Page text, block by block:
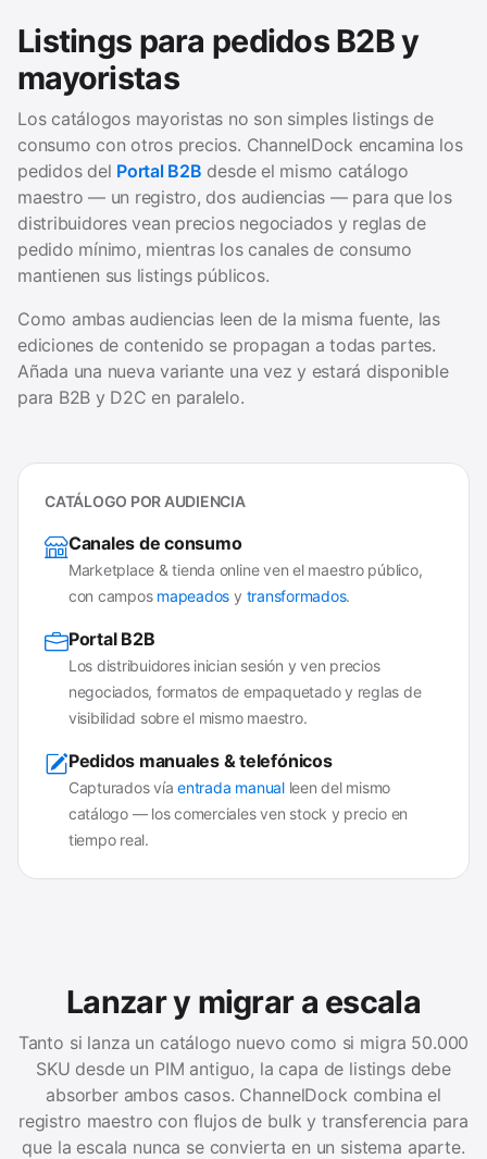
Listings para pedidos B2B y
mayoristas
Los catálogos mayoristas no son simples listings de
consumo con otros precios. ChannelDock encamina los
pedidos del Portal B2B desde el mismo catálogo
maestro — un registro, dos audiencias — para que los
distribuidores vean precios negociados y reglas de
pedido mínimo, mientras los canales de consumo
mantienen sus listings públicos.
Como ambas audiencias leen de la misma fuente, las
ediciones de contenido se propagan a todas partes.
Añada una nueva variante una vez y estará disponible
para B2B y D2C en paralelo.
CATÁLOGO POR AUDIENCIA
Canales de consumo
Marketplace & tienda online ven el maestro público,
con campos mapeados y transformados.
Portal B2B
Los distribuidores inician sesión y ven precios
negociados, formatos de empaquetado y reglas de
visibilidad sobre el mismo maestro.
Pedidos manuales & telefónicos
Capturados víaentrada manualleen del mismo
catálogo — los comerciales ven stock y precio en
tiempo real.
Lanzar y migrar a escala
Tanto si lanza un catálogo nuevo como si migra 50.000
SKU desde un PIM antiguo, la capa de listings debe
absorber ambos casos. ChannelDock combina el
registro maestro con flujos de bulk y transferencia para
que la escala nunca se convierta en un sistema aparte.